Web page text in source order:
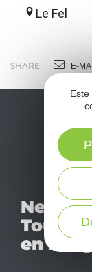
Le Fel
SHARE : E-
en